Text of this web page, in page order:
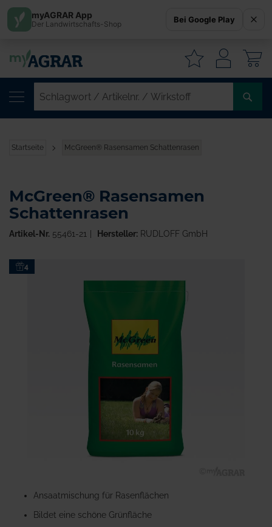
Startseite McGreen® Rasensamen Schattenrasen
Zum4
Anfang
Bildgalerie
McGreen® Rasensamen
Schattenrasen
Artikel-Nr. 55461-21 Hersteller:RUDLOFF GmbH
Ansaatmischung für Rasenflächen
Bildet eine schöne Grünfläche
myAGRAR App
Der Landwirtschafts-Shop Bei Google Play